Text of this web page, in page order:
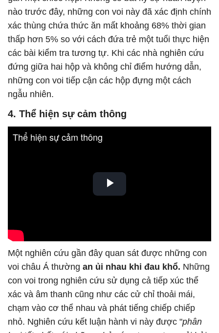
nào trước đây, những con voi này đã xác định chính
xác thùng chứa thức ăn mất khoảng 68% thời gian
thấp hơn 5% so với cách đứa trẻ một tuổi thực hiện
các bài kiểm tra tương tự. Khi các nhà nghiên cứu
đứng giữa hai hộp và không chỉ điểm hướng dẫn,
những con voi tiếp cận các hộp đựng một cách
ngẫu nhiên.
4. Thể hiện sự cảm thông
Một nghiên cứu gần đây quan sát được những con
voi châu Á thường an ủi nhau khi đau khổ. Những
con voi trong nghiên cứu sử dụng cả tiếp xúc thể
xác và âm thanh cũng như các cử chỉ thoải mái,
chạm vào cơ thể nhau và phát tiếng chiếp chiếp
nhỏ. Nghiên cứu kết luận hành vi này được "phân